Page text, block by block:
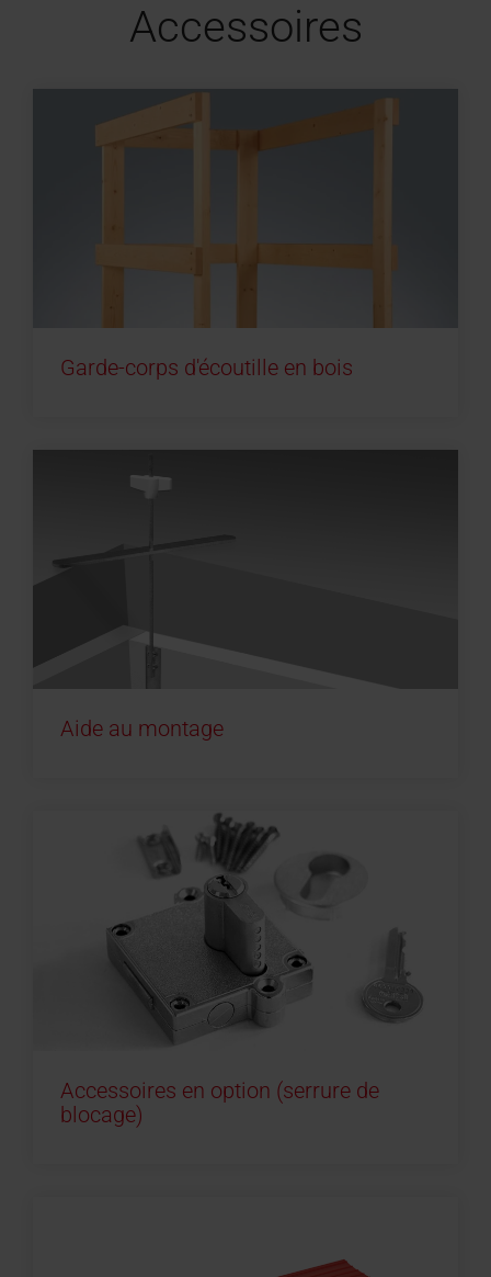
Accessoires
Garde-corps d'écoutille en bois
Aide au montage
Accessoires en option (serrure de
blocage)